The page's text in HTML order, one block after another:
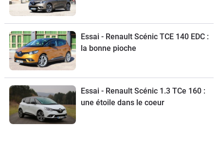
Essai - Renault Scénic TCE 140 EDC :
la bonne pioche
Essai - Renault Scénic 1.3 TCe 160 :
une étoile dans le coeur